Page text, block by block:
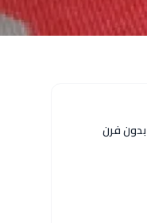
بدون فرن